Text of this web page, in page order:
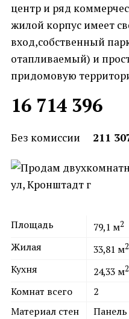
центр и ряд
жилой корпус имеет
вход,собственный
отапливаемый) и
придомовую
16 714 396
Без комиссии 211
Площадь 79,1 м2
Жилая 33,81 м2
Кухня 24,33 м2
Комнат всего
2
Материал стен
Панель